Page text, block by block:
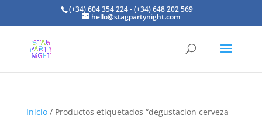
(+34) 604 354 224 - (+34) 648 202 569
hello@stagpartynight.com
Inicio/ Productos etiquetados “degustacion cerveza